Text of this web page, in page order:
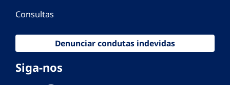
Consultas
Denunciar condutas indevidas
Siga-nos